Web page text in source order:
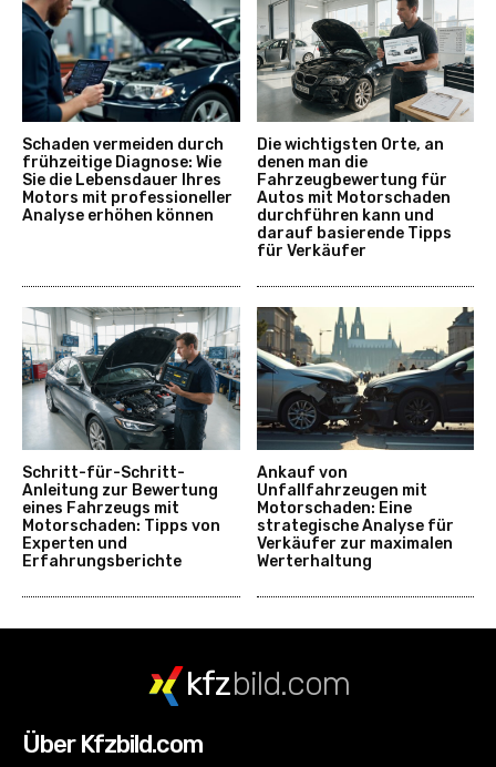
Schaden vermeiden durch
frühzeitige Diagnose: Wie
Sie die Lebensdauer Ihres
Motors mit professioneller
Analyse erhöhen können
Die wichtigsten Orte, an
denen man die
Fahrzeugbewertung für
Autos mit Motorschaden
durchführen kann und
darauf basierende Tipps
für Verkäufer
Schritt-für-Schritt-
Anleitung zur Bewertung
eines Fahrzeugs mit
Motorschaden: Tipps von
Experten und
Erfahrungsberichte
Ankauf von
Unfallfahrzeugen mit
Motorschaden: Eine
strategische Analyse für
Verkäufer zur maximalen
Werterhaltung
kfzbild.com
Über Kfzbild.com